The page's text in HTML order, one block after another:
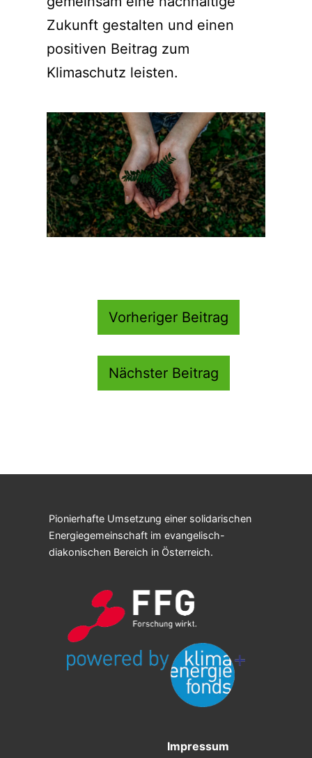
Zukunft gestalten und einen
positiven Beitrag zum
Klimaschutz leisten.
Beitragsnavigation
Vorheriger Beitrag
Nächster Beitrag
Pionierhafte Umsetzung einer solidarischen
Energiegemeinschaft im evangelisch-
diakonischen Bereich in Österreich.
Impressum